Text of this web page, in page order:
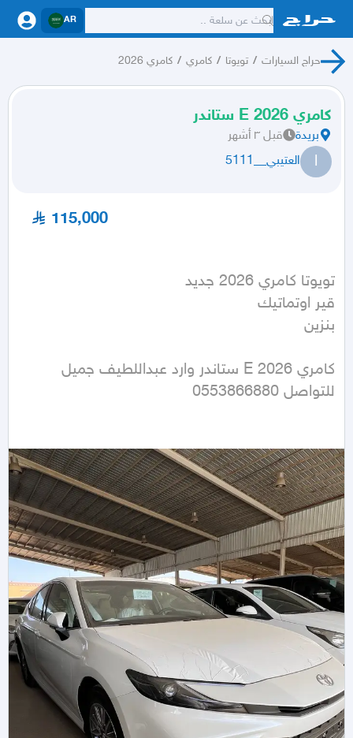
AR
حراج السيارات / تويوتا / كامري / كامري 2026
كامري 2026 E ستاندر
بريدة قبل ٣ أشهر
ا العتيبي__5111
115,000
بنزين
للتواصل 0553866880